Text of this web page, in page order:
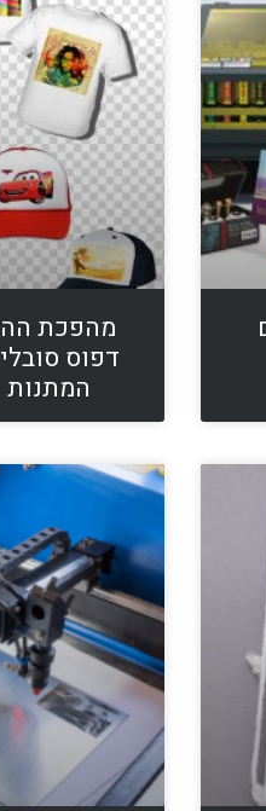
מהפכת
דפוס